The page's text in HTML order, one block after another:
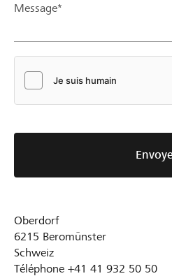
Message*
Oberdorf
6215 Beromünster
Schweiz
Téléphone +41 41 932 50 50